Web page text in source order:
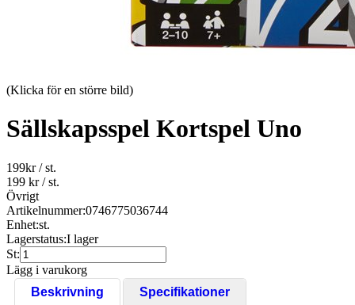
(Klicka för en större bild)
Sällskapsspel Kortspel Uno
199kr/ st.
199 kr/ st.
Övrigt
Artikelnummer:0746775036744
Enhet:st.
Lagerstatus:I lager
St:
Lägg i varukorg
Beskrivning
Specifikationer